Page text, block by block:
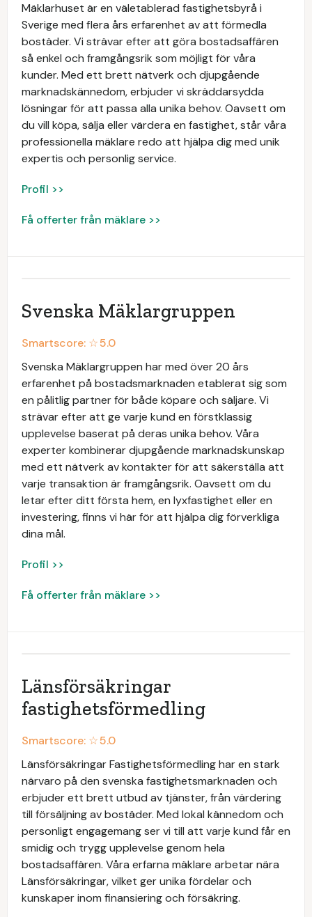
Mäklarhuset är en väletablerad fastighetsbyrå i
Sverige med flera års erfarenhet av att förmedla
bostäder. Vi strävar efter att göra bostadsaffären
så enkel och framgångsrik som möjligt för våra
kunder. Med ett brett nätverk och djupgående
marknadskännedom, erbjuder vi skräddarsydda
lösningar för att passa alla unika behov. Oavsett om
du vill köpa, sälja eller värdera en fastighet, står våra
professionella mäklare redo att hjälpa dig med unik
expertis och personlig service.
Profil >>
Få offerter från mäklare >>
Svenska Mäklargruppen
Smartscore: ☆5.0
Svenska Mäklargruppen har med över 20 års
erfarenhet på bostadsmarknaden etablerat sig som
en pålitlig partner för både köpare och säljare. Vi
strävar efter att ge varje kund en förstklassig
upplevelse baserat på deras unika behov. Våra
experter kombinerar djupgående marknadskunskap
med ett nätverk av kontakter för att säkerställa att
varje transaktion är framgångsrik. Oavsett om du
letar efter ditt första hem, en lyxfastighet eller en
investering, finns vi här för att hjälpa dig förverkliga
dina mål.
Profil >>
Få offerter från mäklare >>
Länsförsäkringar
fastighetsförmedling
Smartscore: ☆5.0
Länsförsäkringar Fastighetsförmedling har en stark
närvaro på den svenska fastighetsmarknaden och
erbjuder ett brett utbud av tjänster, från värdering
till försäljning av bostäder. Med lokal kännedom och
personligt engagemang ser vi till att varje kund får en
smidig och trygg upplevelse genom hela
bostadsaffären. Våra erfarna mäklare arbetar nära
Länsförsäkringar, vilket ger unika fördelar och
kunskaper inom finansiering och försäkring.